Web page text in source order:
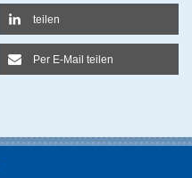
teilen
Per E-Mail teilen